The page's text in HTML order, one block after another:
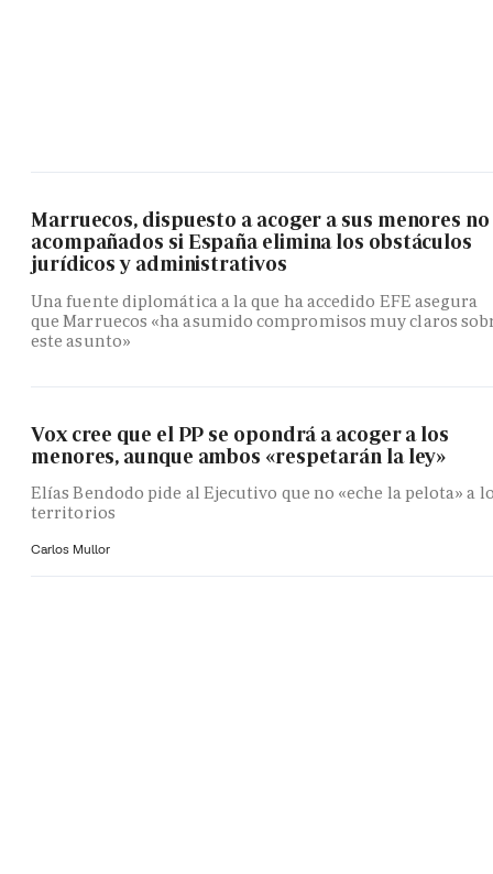
Marruecos, dispuesto a acoger a sus menores no
acompañados si España elimina los obstáculos
jurídicos y administrativos
Una fuente diplomática a la que ha accedido EFE asegura
que Marruecos «ha asumido compromisos muy claros
este asunto»
Vox cree que el PP se opondrá a acoger a los
menores, aunque ambos «respetarán la ley»
Elías Bendodo pide al Ejecutivo que no «eche la pelota» a
territorios
Carlos Mullor